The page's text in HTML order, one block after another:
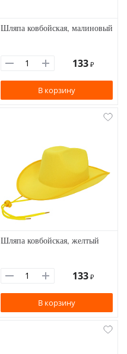
Шляпа ковбойская, малиновый
133 ₽
В корзину
Шляпа ковбойская, желтый
133 ₽
В корзину